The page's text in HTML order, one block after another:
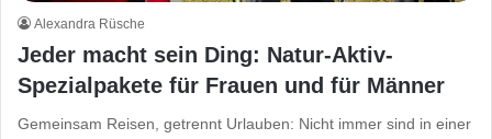
Alexandra Rüsche
Jeder macht sein Ding: Natur-Aktiv-
Spezialpakete für Frauen und für Männer
Gemeinsam Reisen, getrennt Urlauben: Nicht immer sind in einer